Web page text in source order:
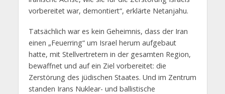
vorbereitet war, demontiert“, erklärte Netanjahu.
Tatsächlich war es kein Geheimnis, dass der Iran
einen „Feuerring“ um Israel herum aufgebaut
hatte, mit Stellvertretern in der gesamten Region,
bewaffnet und auf ein Ziel vorbereitet: die
Zerstörung des jüdischen Staates. Und im Zentrum
standen Irans Nuklear- und ballistische